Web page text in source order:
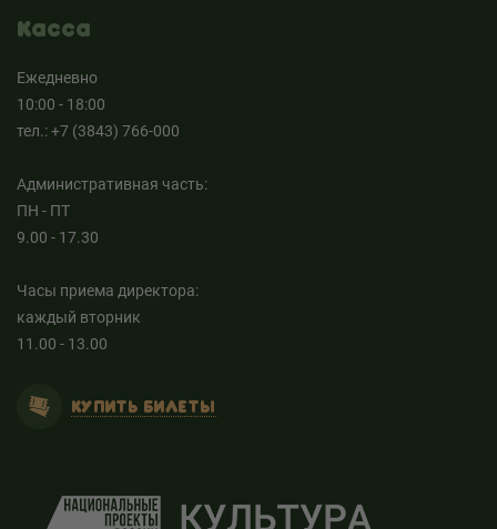
Касса
Ежедневно
10:00 - 18:00
тел.: +7 (3843) 766-000
Административная часть:
ПН - ПТ
9.00 - 17.30
Часы приема директора:
каждый вторник
11.00 - 13.00
КУПИТЬ БИЛЕТЫ